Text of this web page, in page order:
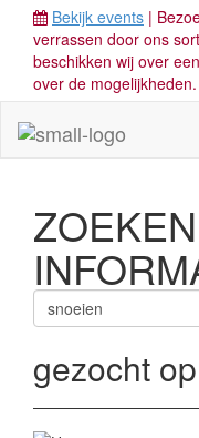
Bekijk events |
verrassen door ons
beschikken wij over
over de mogelijkheden.
gezocht